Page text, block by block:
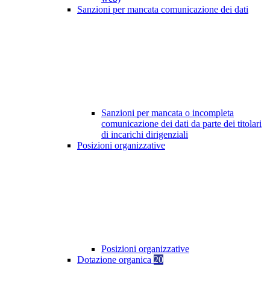
Sanzioni per mancata comunicazione dei dati
Sanzioni per mancata o incompleta
comunicazione dei dati da parte dei titolari
di incarichi dirigenziali
Posizioni organizzative
Posizioni organizzative
Dotazione organica 20